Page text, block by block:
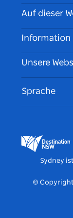
Kontaktieren
Cookie Notice
Auf dieser
Reiseziele
Aktivitäten
Unterkunft
Information
Tragen Sie
Unsere
Destination
Vivid Sydney
Sprache
Sydney
© Copyright